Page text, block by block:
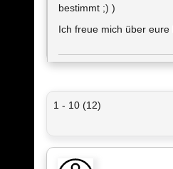
bestimmt ;) )
Ich freue mich über eure
1 - 10 (12)